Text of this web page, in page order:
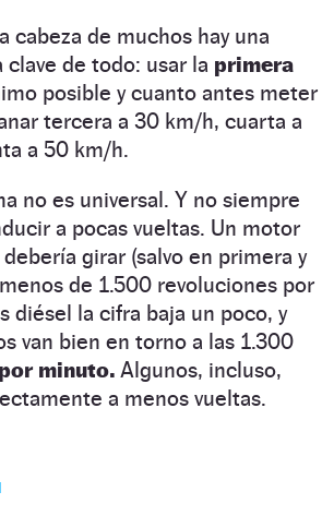
cabeza de muchos hay una
clave de todo: usar la primera
posible y cuanto antes meter
tercera a 30 km/h, cuarta a
a 50 km/h.
no es universal. Y no siempre
a pocas vueltas. Un motor
girar (salvo en primera y
de 1.500 revoluciones por
diésel la cifra baja un poco, y
van bien en torno a las 1.300
minuto. Algunos, incluso,
a menos vueltas.